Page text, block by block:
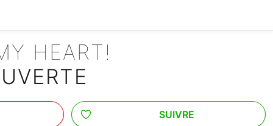
HEART!
SUIVRE